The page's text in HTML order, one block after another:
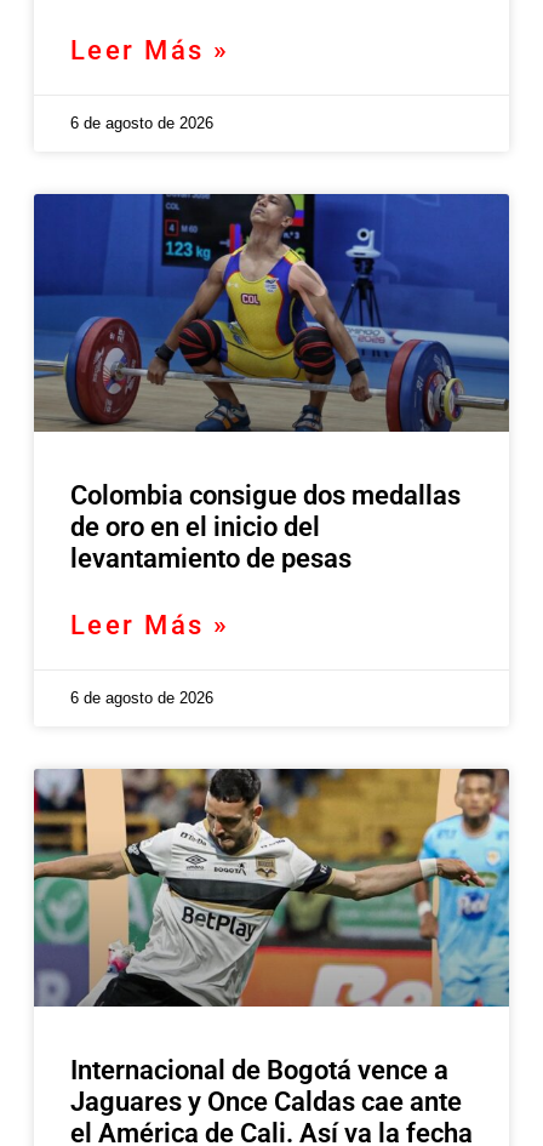
Leer Más »
6 de agosto de 2026
Colombia consigue dos medallas
de oro en el inicio del
levantamiento de pesas
Leer Más »
6 de agosto de 2026
Internacional de Bogotá vence a
Jaguares y Once Caldas cae ante
el América de Cali. Así va la fecha